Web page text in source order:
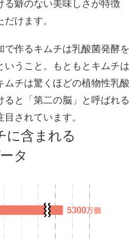
る癖のない美味しさが特徴
けます。
で作るキムチは乳酸菌発酵を
うこと。もともとキムチは
チは驚くほどの植物性乳酸
と「第二の脳」と呼ばれる
されています。
に含まれる
タ